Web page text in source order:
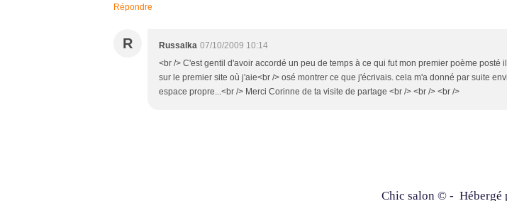
Répondre
R Russalka 07/10/2009 10:14
<br /> C'est gentil d'avoir accordé un peu de temps à ce qui fut mon premier poème posté
sur le premier site où j'aie<br /> osé montrer ce que j'écrivais. cela m'a donné par suite
espace propre...<br /> Merci Corinne de ta visite de partage <br /> <br /> <br />
Chic salon © - Hébergé